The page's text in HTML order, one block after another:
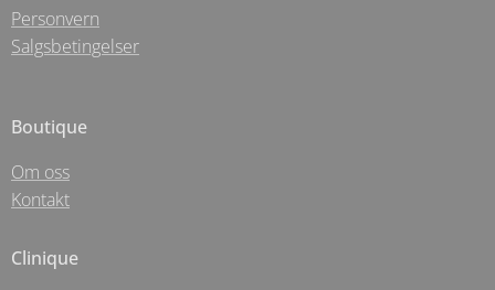
Personvern
Salgsbetingelser
Boutique
Om oss
Kontakt
Clinique